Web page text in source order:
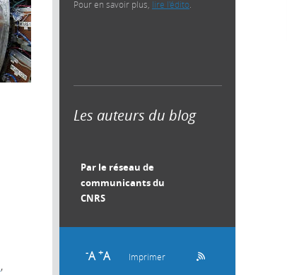
Pour en savoir plus, lire l'édito
Les auteurs du blog
Par le réseau de
communicants du
CNRS
-A +A Imprimer
,